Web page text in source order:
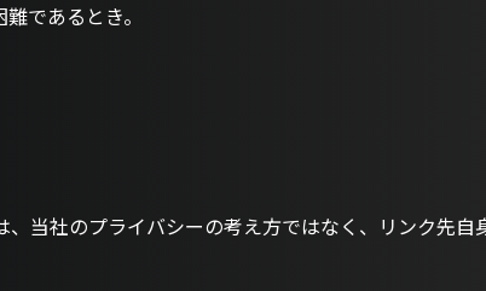
であるとき。
当社のプライバシーの考え方ではなく、リンク先自